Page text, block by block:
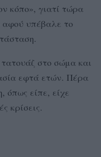
κόπο», γιατί τώρα
αφού υπέβαλε το
στο σώμα και
εφτά ετών. Πέρα
όπως είπε, είχε
κρίσεις.